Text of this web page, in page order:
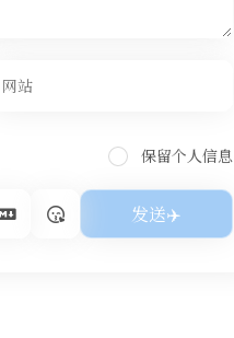
保留个人信息